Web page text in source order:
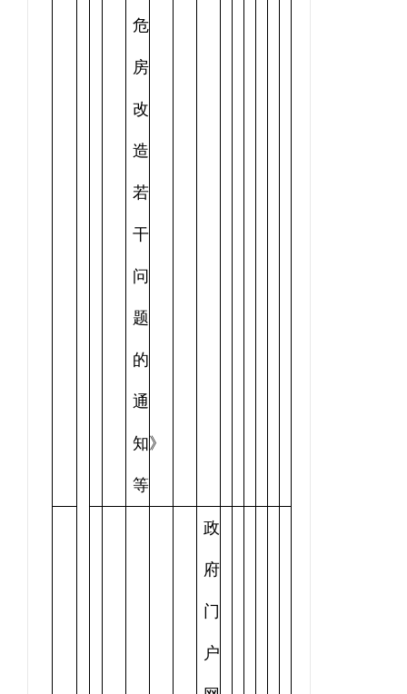
危
房
改
造
若
干
问
题
的
通
知》
等
政
府
门
户